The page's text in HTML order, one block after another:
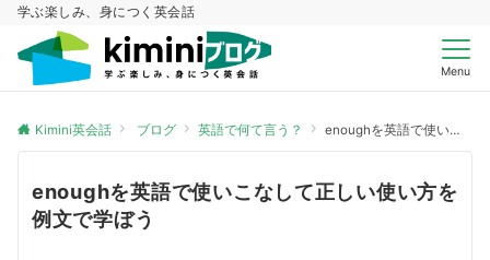
学ぶ楽しみ、身につく英会話
Menu
Kimini英会話 ブログ 英語で何て言う？ enoughを英語で使いこなして正しい使い方を例文で学ぼう
enoughを英語で使いこなして正しい使い方を
例文で学ぼう